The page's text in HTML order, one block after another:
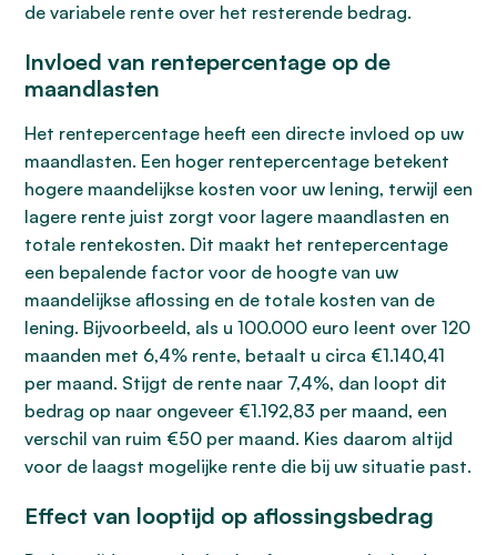
de variabele rente over het resterende bedrag.
Invloed van rentepercentage op de
maandlasten
Het rentepercentage heeft een directe invloed op uw
maandlasten. Een hoger rentepercentage betekent
hogere maandelijkse kosten voor uw lening, terwijl een
lagere rente juist zorgt voor lagere maandlasten en
totale rentekosten. Dit maakt het rentepercentage
een bepalende factor voor de hoogte van uw
maandelijkse aflossing en de totale kosten van de
lening. Bijvoorbeeld, als u 100.000 euro leent over 120
maanden met 6,4% rente, betaalt u circa €1.140,41
per maand. Stijgt de rente naar 7,4%, dan loopt dit
bedrag op naar ongeveer €1.192,83 per maand, een
verschil van ruim €50 per maand. Kies daarom altijd
voor de laagst mogelijke rente die bij uw situatie past.
Effect van looptijd op aflossingsbedrag